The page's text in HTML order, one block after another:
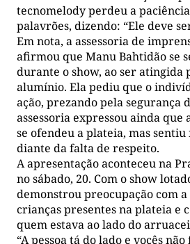
tecnomelody perdeu a
palavrões, dizendo: “Ele deve
Em nota, a assessoria de
afirmou que Manu Bahtidão se
durante o show, ao ser atingida
alumínio. Ela pediu que o
ação, prezando pela segurança
assessoria expressou ainda
se ofendeu a plateia, mas
diante da falta de respeito.
A apresentação aconteceu na
no sábado, 20. Com o show
demonstrou preocupação com a
crianças presentes na plateia e
quem estava ao lado do
“A pessoa tá do lado e vocês